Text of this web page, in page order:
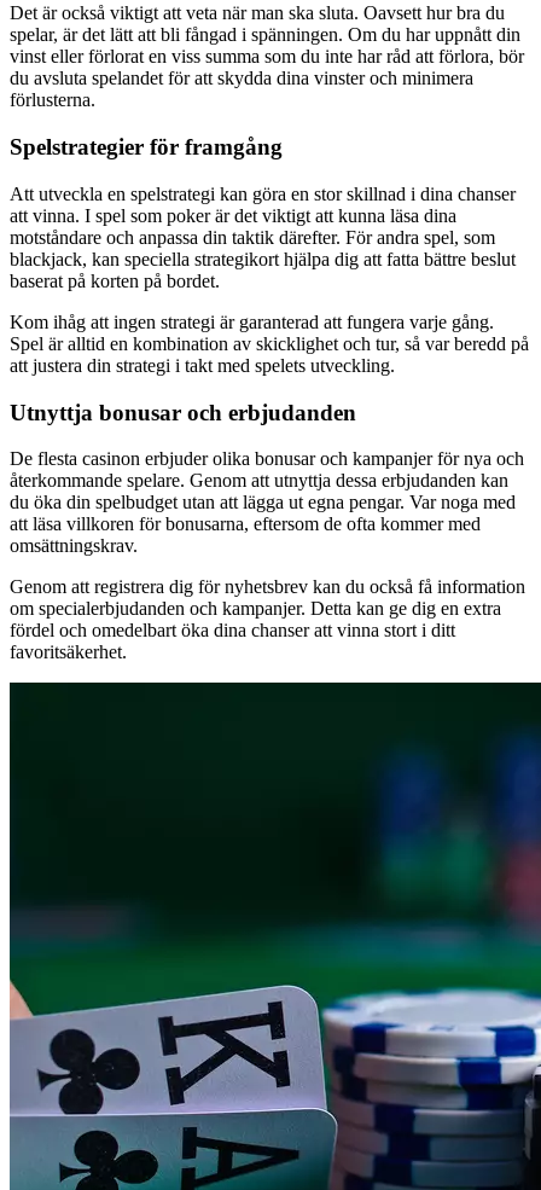
Det är också viktigt att veta när man ska sluta. Oavsett hur bra du
spelar, är det lätt att bli fångad i spänningen. Om du har uppnått din
vinst eller förlorat en viss summa som du inte har råd att förlora, bör
du avsluta spelandet för att skydda dina vinster och minimera
förlusterna.
Spelstrategier för framgång
Att utveckla en spelstrategi kan göra en stor skillnad i dina chanser
att vinna. I spel som poker är det viktigt att kunna läsa dina
motståndare och anpassa din taktik därefter. För andra spel, som
blackjack, kan speciella strategikort hjälpa dig att fatta bättre beslut
baserat på korten på bordet.
Kom ihåg att ingen strategi är garanterad att fungera varje gång.
Spel är alltid en kombination av skicklighet och tur, så var beredd på
att justera din strategi i takt med spelets utveckling.
Utnyttja bonusar och erbjudanden
De flesta casinon erbjuder olika bonusar och kampanjer för nya och
återkommande spelare. Genom att utnyttja dessa erbjudanden kan
du öka din spelbudget utan att lägga ut egna pengar. Var noga med
att läsa villkoren för bonusarna, eftersom de ofta kommer med
omsättningskrav.
Genom att registrera dig för nyhetsbrev kan du också få information
om specialerbjudanden och kampanjer. Detta kan ge dig en extra
fördel och omedelbart öka dina chanser att vinna stort i ditt
favoritsäkerhet.